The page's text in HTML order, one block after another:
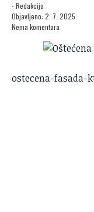
- Redakcija
Objavljeno: 2. 7. 2025.
Nema komentara
ostecena-fasada-